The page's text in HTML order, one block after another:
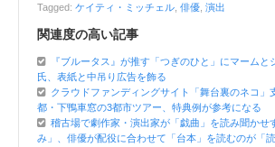
Tagged: ケイティ・ミッチェル 俳優 演出
関連度の高い記事
『ブルータス』が推す「つぎのひと」にマームと
氏、表紙と中吊り広告を飾る
クラウドファンディングサイト「舞台裏のネコ」
都・下鴨車窓の3都市ツアー、特典例が参考になる
稽古場で劇作家・演出家が「戯曲」を読み聞かせ
み」、俳優が配役に合わせて「台本」を読むのが「読